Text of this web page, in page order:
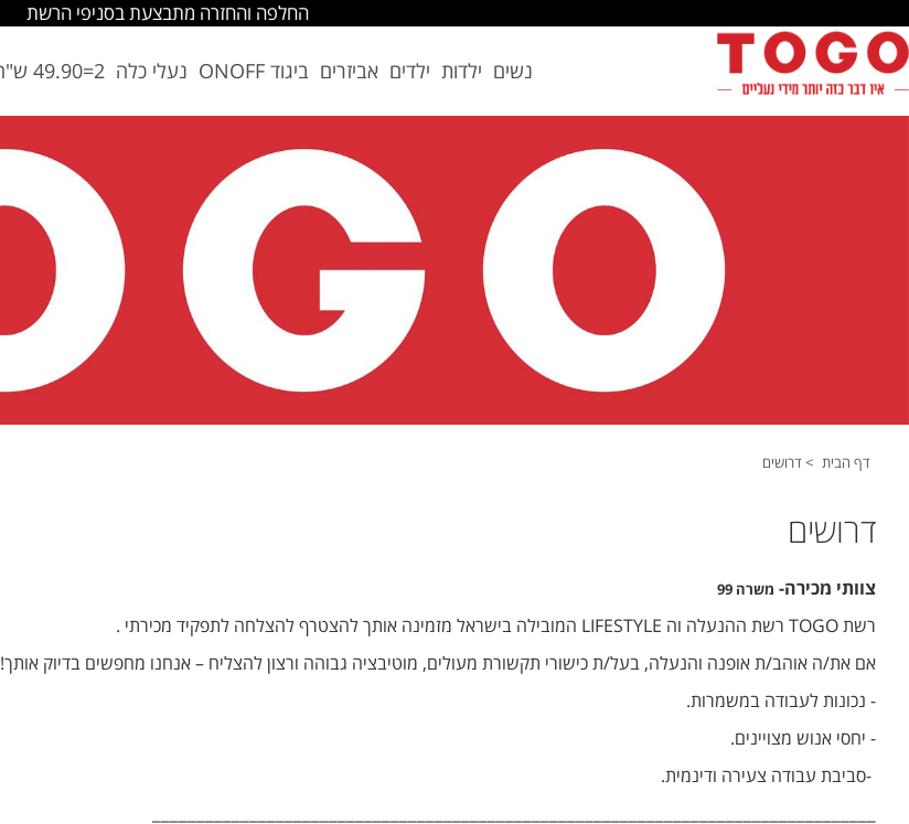
החלפה והחזרה מתבצעת בסניפי הרשת
נשים ילדות ילדים אביזרים ביגוד ONOFF נעלי כלה 2=49.90 ש"ח
דף הבית > דרושים
דרושים
צוותי מכירה- משרה 99
רשת TOGO רשת ההנעלה וה LIFESTYLE המובילה בישראל מזמינה אותך להצטרף להצלחה לתפקיד מכירתי .
אם את/ה אוהב/ת אופנה והנעלה, בעל/ת כישורי תקשורת מעולים, מוטיבציה גבוהה ורצון להצליח – אנחנו מחפשים בדיוק אותך!
- נכונות לעבודה במשמרות.
- יחסי אנוש מצויינים.
-סביבת עבודה צעירה ודינמית.